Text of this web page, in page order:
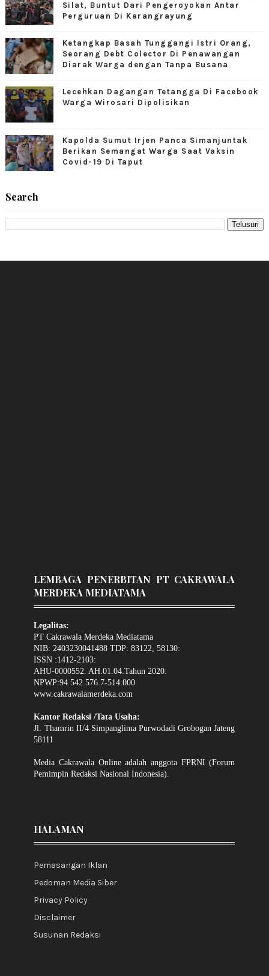
Silat, Buntut Dari Pengeroyokan Antar
Perguruan Di Karangrayung
Ketangkap Basah Tunggangi Istri Orang,
Seorang Debt Colector Di Penawangan
Diarak Warga dengan Tanpa Busana
Lecehkan Dagangan Tetangga Di Facebook
Warga Wirosari Dipolisikan
Kapolda Sumut Irjen Panca Simanjuntak
Berikan Semangat Warga Saat Vaksin
Covid-19 Di Taput
Search
LEMBAGA PENERBITAN PT CAKRAWALA
MERDEKA MEDIATAMA
Legalitas:
PT Cakrawala Merdeka Mediatama
NIB: 2403230041488 TDP: 83122, 58130:
ISSN :1412-2103:
AHU-0000552. AH.01.04.Tahun 2020:
NPWP:94.542.576.7-514.000
www.cakrawalamerdeka.com
Kantor Redaksi /Tata Usaha:
Jl. Thamrin II/4 Simpanglima Purwodadi Grobogan Jateng
58111
Media Cakrawala Online adalah anggota FPRNI (Forum
Pemimpin Redaksi Nasional Indonesia).
HALAMAN
Pemasangan Iklan
Pedoman Media Siber
Privacy Policy
Disclaimer
Susunan Redaksi